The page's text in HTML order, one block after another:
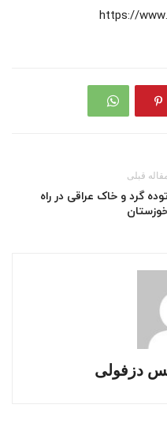
https://
قبلی
گرد و خاک عراقی در راه
دزفولی